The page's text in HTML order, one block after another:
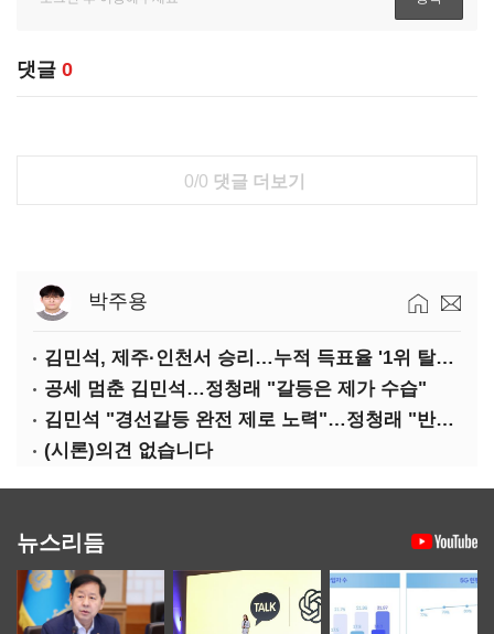
댓글 0
0/0 댓글 더보기
박주용
김민석, 제주·인천서 승리…누적 득표율 '1위 탈환'(종합)
공세 멈춘 김민석…정청래 "갈등은 제가 수습"
김민석 "경선갈등 완전 제로 노력"…정청래 "반명 공세 사과부터"
(시론)의견 없습니다
뉴스리듬